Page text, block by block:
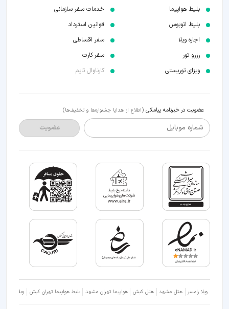
بلیط هواپیما
بلیط اتوبوس
اجاره ویلا
رزرو تور
ویزای توریستی
خدمات سفر سازمانی
قوانین استرداد
سفر اقساطی
سفر کارت
کارناوال تایم
عضویت در خبرنامه پیامکی (اطلاع از هدایا جشنواره‌ها و تخفیف‌ها)
شماره موبایل عضویت
ویلا رامسر هتل مشهد هتل کیش هواپیما تهران مشهد بلیط هواپیما تهران کیش ویلا شمال